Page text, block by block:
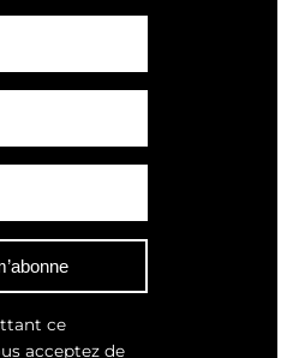
ce
acceptez de